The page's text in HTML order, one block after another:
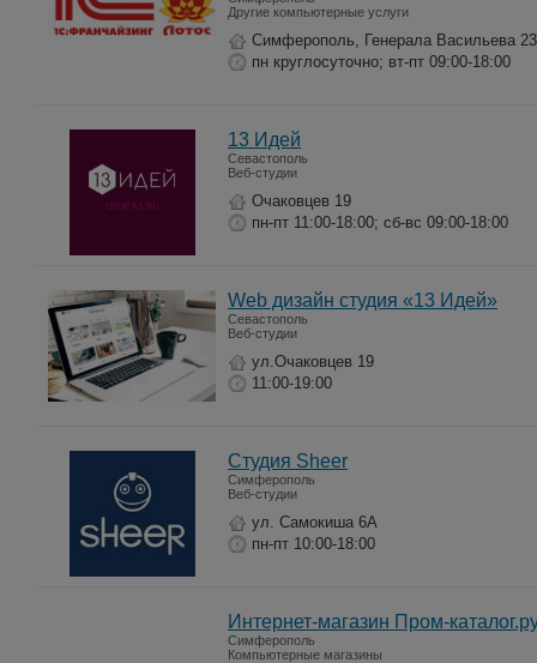
Другие компьютерные услуги
Симферополь, Генерала Васильева
пн круглосуточно; вт-пт 09:00-18:00
13 Идей
Севастополь
Веб-студии
Очаковцев 19
пн-пт 11:00-18:00; сб-вс 09:00-18:00
Web дизайн студия «13 Идей»
Севастополь
Веб-студии
ул.Очаковцев 19
11:00-19:00
Студия Sheer
Симферополь
Веб-студии
ул. Самокиша 6А
пн-пт 10:00-18:00
Интернет-магазин Пром-
Симферополь
Компьютерные магазины